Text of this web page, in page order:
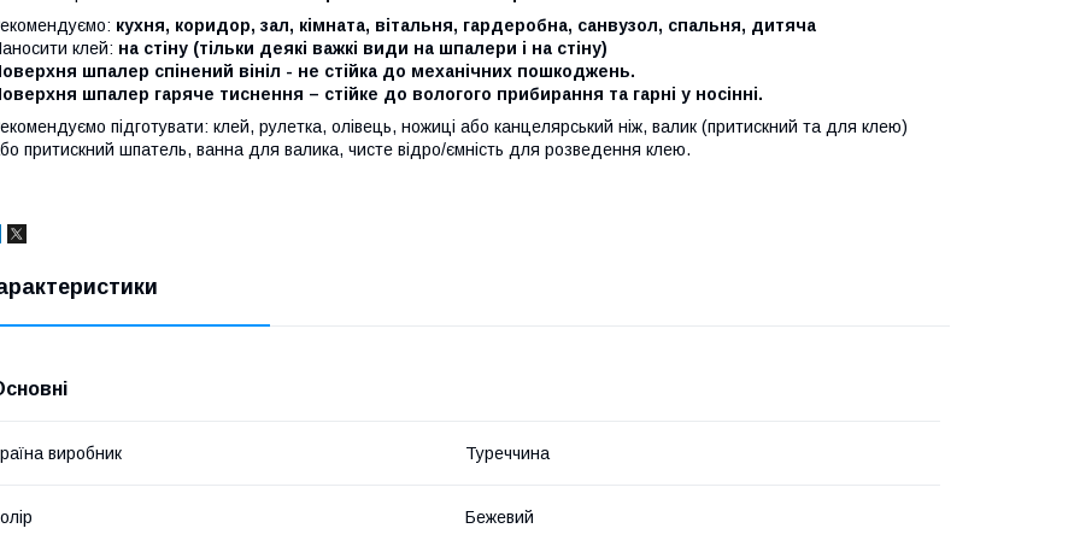
кухня, коридор, зал, кімната, вітальня, гардеробна, санвузол, спальня, дитяча
клей: на стіну (тільки деякі важкі види на шпалери і на стіну)
шпалер спінений вініл - не стійка до механічних пошкоджень.
шпалер гаряче тиснення – стійке до вологого прибирання та гарні у носінні.
підготувати: клей, рулетка, олівець, ножиці або канцелярський ніж, валик (притискний та для клею)
притискний шпатель, ванна для валика, чисте відро/ємність для розведення клею.
виробник Туреччина
Бежевий